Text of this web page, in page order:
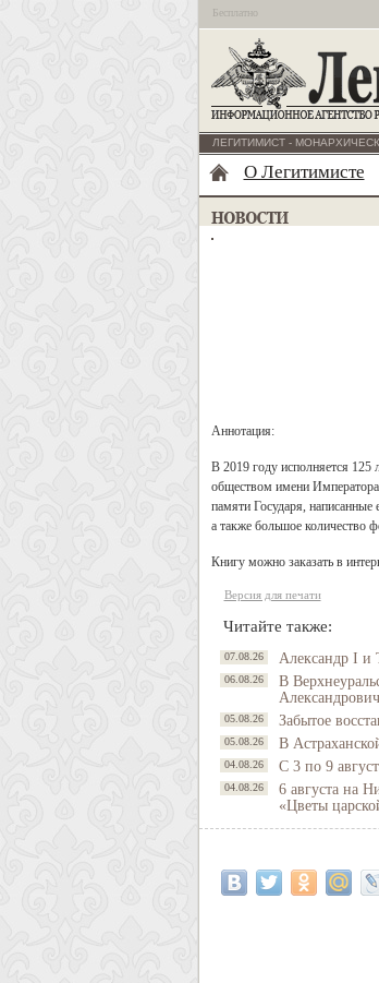
Бесплатно
ЛЕГИТИМИСТ -
О Легитимисте
Аннотация:
В 2019 году исполняется 125
обществом имени
памяти Государя, написанные
а также большое количество
Книгу можно заказать в
Версия для печати
Читайте также:
07.08.26 Александр I и
06.08.26
В
05.08.26 Забытое
05.08.26 В
04.08.26 С 3 по 9
04.08.26
6 августа на
«Цветы